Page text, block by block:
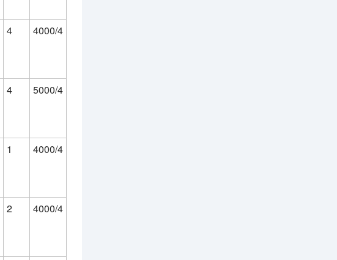
4 4000/4
4 5000/4
1 4000/4
2 4000/4